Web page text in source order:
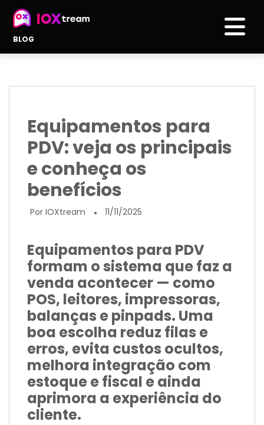
BLOG
Equipamentos para
PDV: veja os principais
e conheça os
benefícios
Por IOXtream ● 11/11/2025
Equipamentos para PDV
formam o sistema que faz a
venda acontecer — como
POS, leitores, impressoras,
balanças e pinpads. Uma
boa escolha reduz filas e
erros, evita custos ocultos,
melhora integração com
estoque e fiscal e ainda
aprimora a experiência do
cliente.